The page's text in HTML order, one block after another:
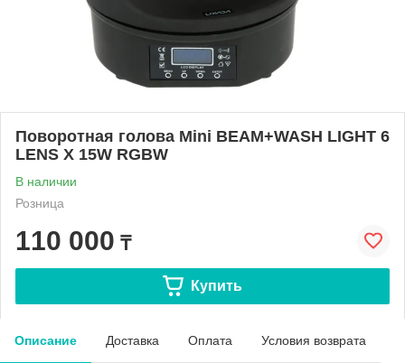
Поворотная голова Mini BEAM+WASH LIGHT 6
LENS X 15W RGBW
В наличии
Розница
110 000 ₸
Купить
Описание Доставка Оплата Условия возврата